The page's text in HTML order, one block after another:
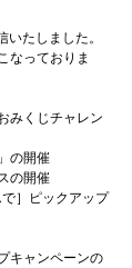
いたしました。
なっておりま
みくじチャレン
の開催
の開催
］ピックアップ
キャンペーンの